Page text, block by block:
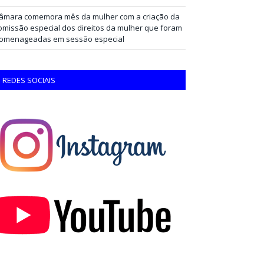
comemora mês da mulher com a criação da
especial dos direitos da mulher que foram
em sessão especial
REDES SOCIAIS